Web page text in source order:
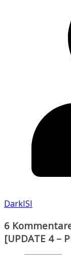
DarkISI
6
[UPDATE 4 –